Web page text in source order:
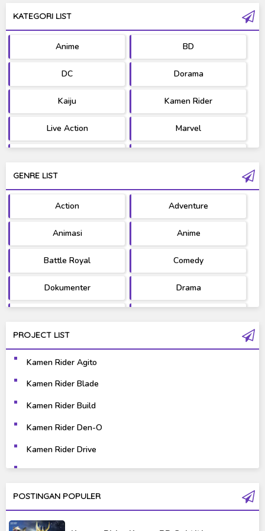
KATEGORI LIST
Anime BD
DC Dorama
Kaiju Kamen Rider
Live Action Marvel
Ultraman West Series
GENRE LIST
Action Adventure
Animasi Anime
Battle Royal Comedy
Dokumenter Drama
Science Fiction
Super Hero
PROJECT LIST
Kamen Rider Agito
Kamen Rider Blade
Kamen Rider Build
Kamen Rider Den-O
Kamen Rider Drive
Kamen Rider Ex-Aid
Kamen Rider Fourze
POSTINGAN POPULER